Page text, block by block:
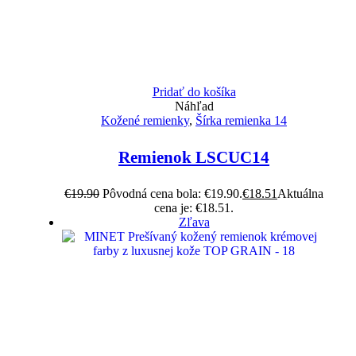
Pridať do košíka
Náhľad
Kožené remienky, Šírka remienka 14
Remienok LSCUC14
€19.90 Pôvodná cena bola: €19.90.€18.51 Aktuálna
cena je: €18.51.
Zľava